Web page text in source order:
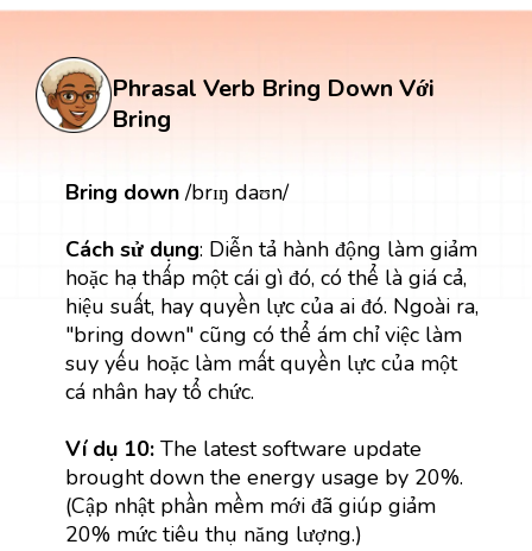
Phrasal Verb Bring Down Với
Bring
Bring down/brɪŋ daʊn/
Cách sử dụng: Diễn tả hành động làm giảm
hoặc hạ thấp một cái gì đó, có thể là giá cả,
hiệu suất, hay quyền lực của ai đó. Ngoài ra,
"bring down" cũng có thể ám chỉ việc làm
suy yếu hoặc làm mất quyền lực của một
cá nhân hay tổ chức.
Ví dụ 10:The latest software update
brought down the energy usage by 20%.
(Cập nhật phần mềm mới đã giúp giảm
20% mức tiêu thụ năng lượng.)